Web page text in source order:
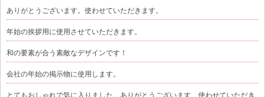
ありがとうございます。使わせていただきます。
年始の挨拶用に使用させていただきます。
和の要素が合う素敵なデザインです！
会社の年始の掲示物に使用します。